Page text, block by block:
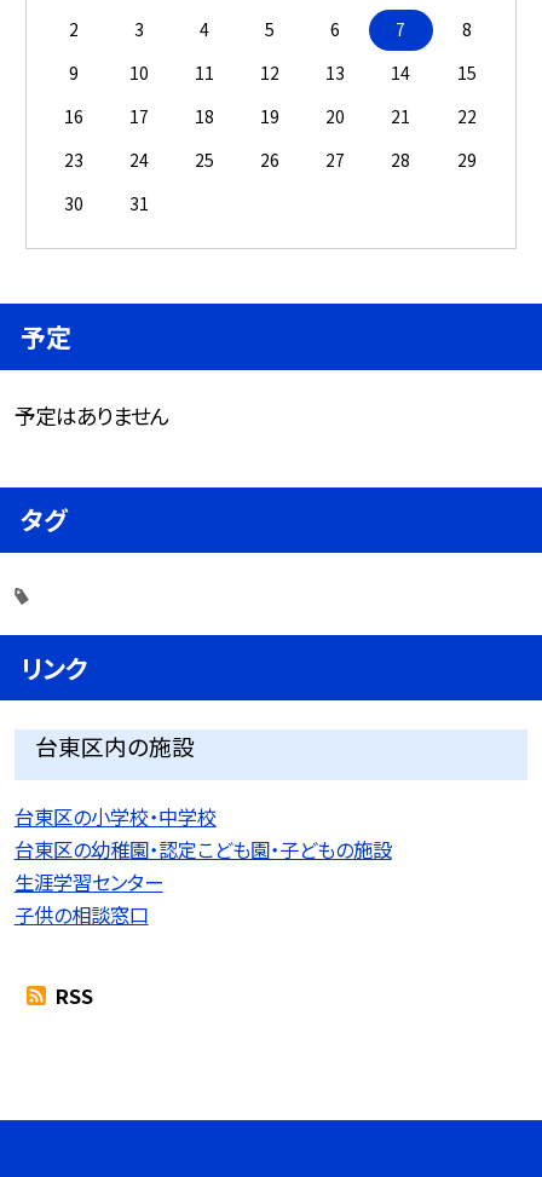
2
3 4 5 6 7
8
9
10 11 12 13 14
15
16
17 18 19 20 21
22
23
24 25 26 27 28
29
30
31
予定
予定はありません
タグ
リンク
台東区内の施設
台東区の小学校・中学校
台東区の幼稚園・認定こども園・子どもの施設
生涯学習センター
子供の相談窓口
RSS